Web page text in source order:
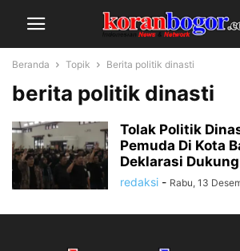
Beranda Topik Berita politik dinasti
berita politik dinasti
Tolak Politik
Pemuda Di Kota
Deklarasi
redaksi - Rabu, 13